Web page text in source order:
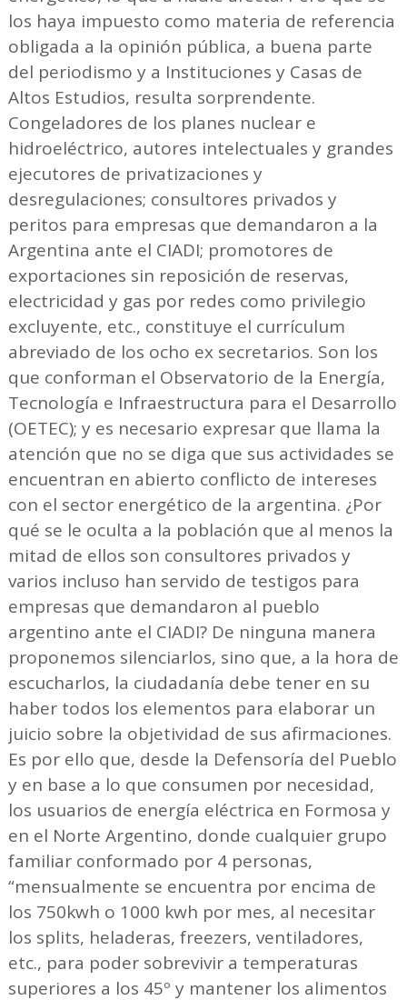
los haya impuesto como materia de referencia
obligada a la opinión pública, a buena parte
del periodismo y a Instituciones y Casas de
Altos Estudios, resulta sorprendente.
Congeladores de los planes nuclear e
hidroeléctrico, autores intelectuales y grandes
ejecutores de privatizaciones y
desregulaciones; consultores privados y
peritos para empresas que demandaron a la
Argentina ante el CIADI; promotores de
exportaciones sin reposición de reservas,
electricidad y gas por redes como privilegio
excluyente, etc., constituye el currículum
abreviado de los ocho ex secretarios. Son los
que conforman el Observatorio de la Energía,
Tecnología e Infraestructura para el Desarrollo
(OETEC); y es necesario expresar que llama la
atención que no se diga que sus actividades se
encuentran en abierto conflicto de intereses
con el sector energético de la argentina. ¿Por
qué se le oculta a la población que al menos la
mitad de ellos son consultores privados y
varios incluso han servido de testigos para
empresas que demandaron al pueblo
argentino ante el CIADI? De ninguna manera
proponemos silenciarlos, sino que, a la hora de
escucharlos, la ciudadanía debe tener en su
haber todos los elementos para elaborar un
juicio sobre la objetividad de sus afirmaciones.
Es por ello que, desde la Defensoría del Pueblo
y en base a lo que consumen por necesidad,
los usuarios de energía eléctrica en Formosa y
en el Norte Argentino, donde cualquier grupo
familiar conformado por 4 personas,
“mensualmente se encuentra por encima de
los 750kwh o 1000 kwh por mes, al necesitar
los splits, heladeras, freezers, ventiladores,
etc., para poder sobrevivir a temperaturas
superiores a los 45º y mantener los alimentos